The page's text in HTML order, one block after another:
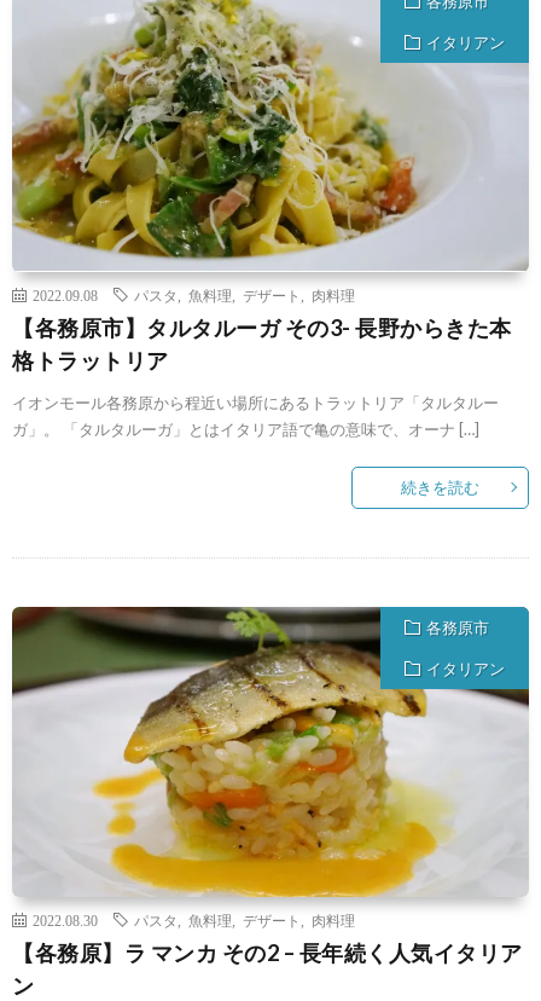
イタリアン
2022.09.08 パスタ 魚料理 デザート 肉料理
【各務原市】タルタルーガ その3- 長野からきた本
格トラットリア
イオンモール各務原から程近い場所にあるトラットリア「タルタルー
ガ」。 「タルタルーガ」とはイタリア語で亀の意味で、オーナ […]
続きを読む
各務原市
イタリアン
2022.08.30 パスタ 魚料理 デザート 肉料理
【各務原】ラ マンカ その2 – 長年続く人気イタリア
ン